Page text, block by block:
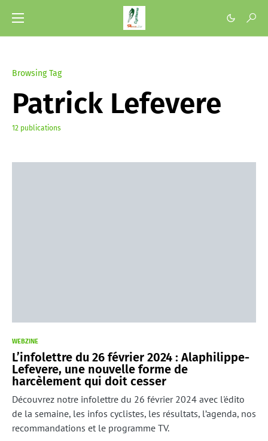
Browsing Tag
Patrick Lefevere
12 publications
WEBZINE
L’infolettre du 26 février 2024 : Alaphilippe-
Lefevere, une nouvelle forme de
harcèlement qui doit cesser
Découvrez notre infolettre du 26 février 2024 avec l'édito
de la semaine, les infos cyclistes, les résultats, l’agenda, nos
recommandations et le programme TV.